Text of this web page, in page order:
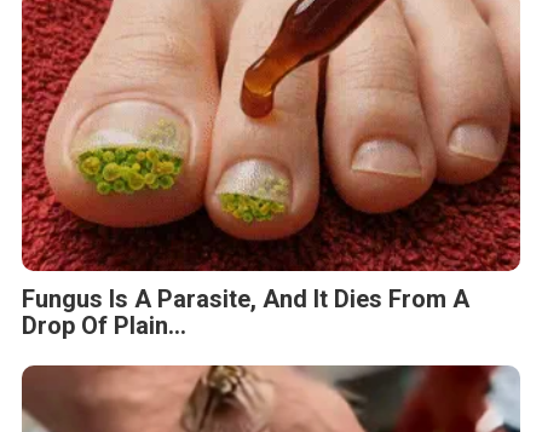
Fungus Is A Parasite, And It Dies From A
Drop Of Plain...